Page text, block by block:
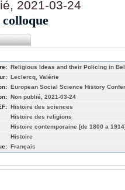
2021-03-24
Religious Ideas and their Policing in
Leclercq, Valérie
European Social Science History
Non publié, 2021-03-24
Histoire des sciences
Histoire des religions
Histoire contemporaine [de 1800 a
Histoire
Français